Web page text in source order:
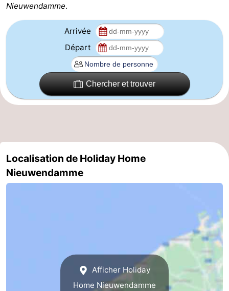
littoral
Flandre-
Occidentale
-
Ypres
La
Het
Knokke-
-
Nieuwendamme.
Arrivée
Départ
Chercher et trouver
Localisation de Holiday Home
Nieuwendamme
Afficher Holiday
Home Nieuwendamme